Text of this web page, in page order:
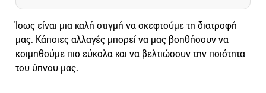
Ίσως είναι μια καλή στιγμή να σκεφτούμε τη διατροφή
μας. Κάποιες αλλαγές μπορεί να μας βοηθήσουν να
κοιμηθούμε πιο εύκολα και να βελτιώσουν την ποιότητα
του ύπνου μας.